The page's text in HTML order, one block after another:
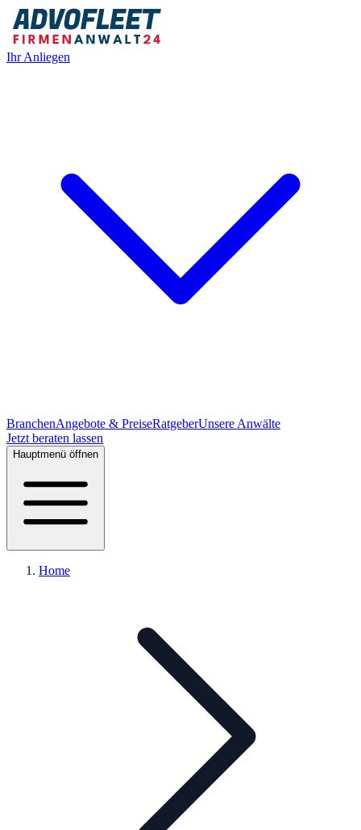
Ihr Anliegen
BranchenAngebote & PreiseRatgeberUnsere Anwälte
Jetzt beraten lassen
Hauptmenü öffnen
Home